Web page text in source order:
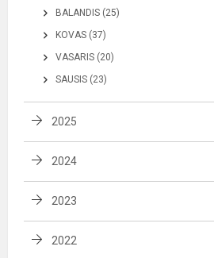
BALANDIS (25)
KOVAS (37)
VASARIS (20)
SAUSIS (23)
2025
2024
2023
2022